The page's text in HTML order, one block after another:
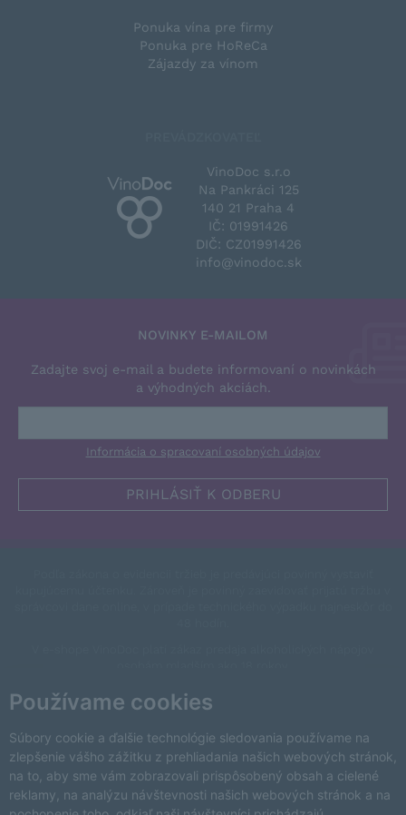
Používame cookies
Súbory cookie a ďalšie technológie sledovania používame na
zlepšenie vášho zážitku z prehliadania našich webových stránok,
na to, aby sme vám zobrazovali prispôsobený obsah a cielené
reklamy, na analýzu návštevnosti našich webových stránok a na
Ponuka vína pre firmy
Ponuka pre HoReCa
Zájazdy za vínom
VinoDoc s.r.o
Na Pankráci 125
140 21 Praha 4
IČ: 01991426
DIČ: CZ01991426
info@vinodoc.sk
NOVINKY E-MAILOM
Zadajte svoj e-mail a budete informovaní o novinkách
a výhodných akciách.
Informácia o spracovaní osobných údajov
This site is protected by reCAPTCHA and the Google
andTerms of Service
Zmeniť nastavenia cookies